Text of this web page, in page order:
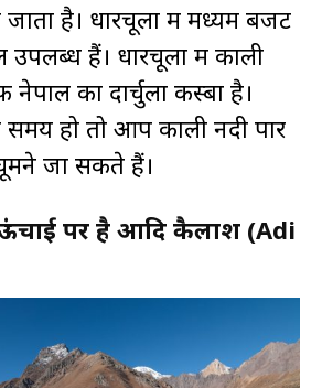
है। धारचूला में मध्यम बजट
उपलब्ध हैं। धारचूला में काली
का दार्चुला कस्बा है।
हो तो आप काली नदी पार
जा सकते हैं।
ऊंचाई पर है आदि कैलाश (Adi